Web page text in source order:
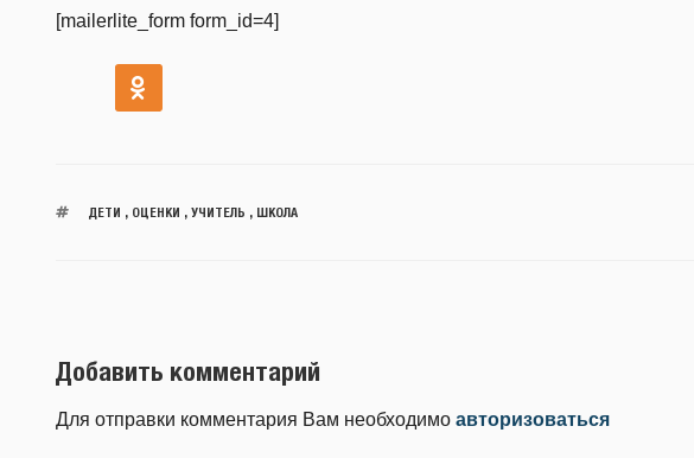
[mailerlite_form form_id=4]
ДЕТИ ОЦЕНКИ УЧИТЕЛЬ ШКОЛА
Добавить комментарий
Для отправки комментария Вам необходимо авторизоваться